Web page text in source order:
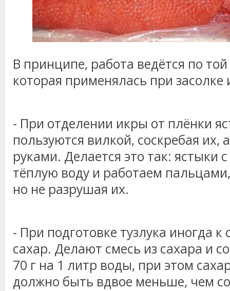
В принципе, работа ведётся по
которая применялась при
- При отделении икры от плёнки
пользуются вилкой, соскребая их,
руками. Делается это так: ястыки
тёплую воду и работаем
но не разрушая их.
- При подготовке тузлука иногда
сахар. Делают смесь из сахара и
70 г на 1 литр воды, при этом
должно быть вдвое меньше, чем